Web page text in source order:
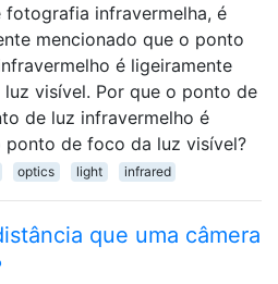
fotografia infravermelha, é
mencionado que o ponto
é ligeiramente
visível. Por que o ponto de
de luz infravermelho é
ponto de foco da luz visível?
optics light infrared
que uma câmera